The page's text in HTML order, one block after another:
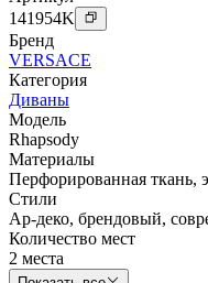
141954K
Бренд
VERSACE
Категория
Диваны
Модель
Rhapsody
Материалы
Перфорированная ткань,
Стили
Ар-деко, брендовый,
Количество мест
2 места